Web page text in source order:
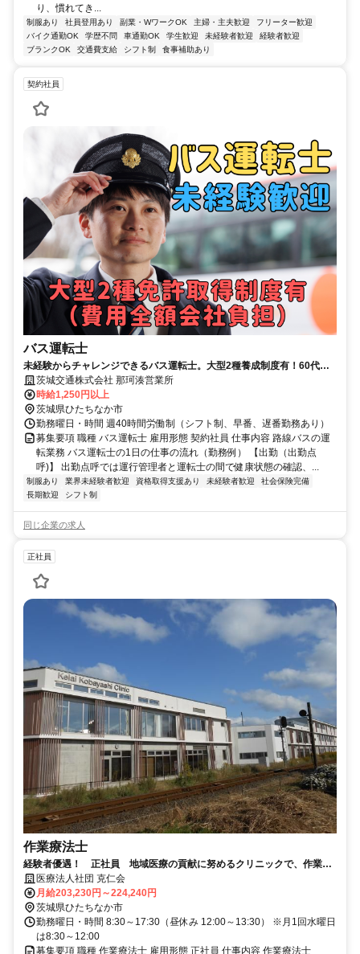
り、慣れてき...
制服あり 社員登用あり 副業・WワークOK 主婦・主夫歓迎
フリーター歓迎
バイク通勤OK
学歴不問 車通勤OK 学生歓迎 未経験者歓迎
経験者歓迎
ブランクOK
交通費支給 シフト制 食事補助あり
契約社員
バス運転士
未経験からチャレンジできるバス運転士。大型2種養成制度有！60代か
らスタートもOK！70代も活躍中♪
茨城交通株式会社 那珂湊営業所
時給1,250円以上
茨城県ひたちなか市
勤務曜日・時間 週40時間労働制（シフト制、早番、遅番勤務あり）
募集要項 職種 バス運転士 雇用形態 契約社員 仕事内容 路線バスの運
転業務 バス運転士の1日の仕事の流れ（勤務例） 【出勤（出勤点
呼)】 出勤点呼では運行管理者と運転士の間で健康状態の確認、...
制服あり 業界未経験者歓迎 資格取得支援あり 未経験者歓迎
社会保険完備
長期歓迎
シフト制
同じ企業の求人
正社員
作業療法士
経験者優遇！ 正社員 地域医療の貢献に努めるクリニックで、作業療
法士として活躍しませんか？
医療法人社団 克仁会
月給203,230円～224,240円
茨城県ひたちなか市
勤務曜日・時間 8:30～17:30（昼休み 12:00～13:30） ※月1回水曜日
は8:30～12:00
募集要項 職種 作業療法士 雇用形態 正社員 仕事内容 作業療法士